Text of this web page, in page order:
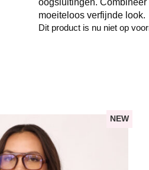
moeiteloos verfijnde look.
Dit product is nu niet op
NEW